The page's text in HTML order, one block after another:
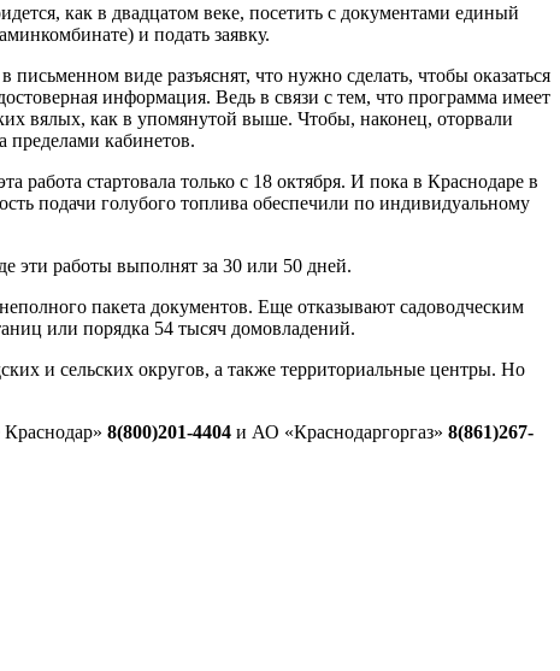
как в двадцатом веке, посетить с документами единый
и подать заявку.
виде разъяснят, что нужно сделать, чтобы оказаться
информация. Ведь в связи с тем, что программа имеет
вялых, как в упомянутой выше. Чтобы, наконец, оторвали
пределами кабинетов.
стартовала только с 18 октября. И пока в Краснодаре в
подачи голубого топлива обеспечили по индивидуальному
эти работы выполнят за 30 или 50 дней.
пакета документов. Еще отказывают садоводческим
или порядка 54 тысяч домовладений.
и сельских округов, а также территориальные центры. Но
8(800)201-4404 и АО «Краснодаргоргаз» 8(861)267-